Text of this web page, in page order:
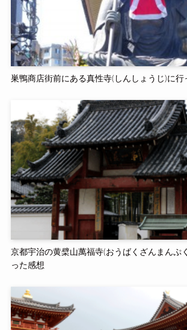
巣鴨商店街前にある真性寺(しんしょうじ)に行
京都宇治の黄檗山萬福寺(おうばくざんまんぷ
った感想